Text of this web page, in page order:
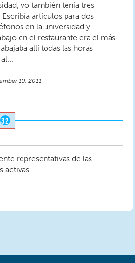
yo también tenía tres
artículos para dos
en la universidad y
en el restaurante era el más
allí todas las horas
10, 2011
32
representativas de las
activas.